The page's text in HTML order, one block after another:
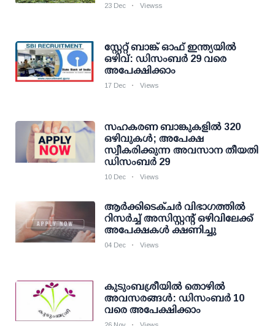
23 Dec Viewss
സ്റ്റേറ്റ് ബാങ്ക് ഓഫ് ഇന്ത്യയില്‍
ഒഴിവ്: ഡിസംബര്‍ 29 വരെ
അപേക്ഷിക്കാം
17 Dec Views
സഹകരണ ബാങ്കുകളില്‍ 320
ഒഴിവുകള്‍; അപേക്ഷ
സ്വീകരിക്കുന്ന അവസാന തീയതി
ഡിസംബർ 29
10 Dec Views
ആര്‍ക്കിടെക്ചര്‍ വിഭാഗത്തില്‍
റിസര്‍ച്ച് അസിസ്റ്റന്റ് ഒഴിവിലേക്ക്
അപേക്ഷകൾ ക്ഷണിച്ചു
04 Dec Views
കുടുംബശ്രീയില്‍ തൊഴില്‍
അവസരങ്ങള്‍: ഡിസംബര്‍ 10
വരെ അപേക്ഷിക്കാം